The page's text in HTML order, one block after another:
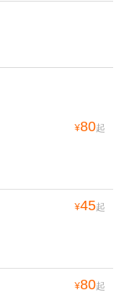
¥80起
¥45起
¥80起